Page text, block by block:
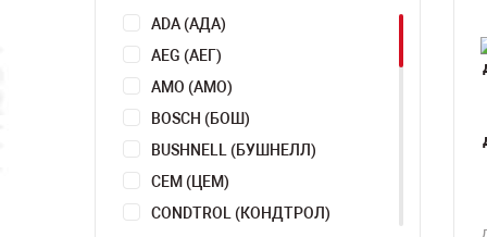
ADA (АДА)
AEG (АЕГ)
AMO (АМО)
BOSCH (БОШ)
BUSHNELL (БУШНЕЛЛ)
CEM (ЦЕМ)
CONDTROL (КОНДТРОЛ)